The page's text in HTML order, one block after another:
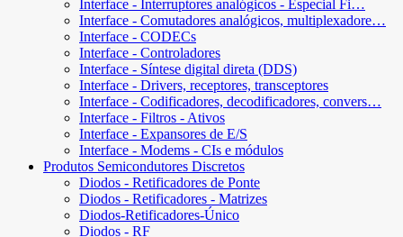
Interface - Interruptores analógicos - Especial Fi…
Interface - Comutadores analógicos, multiplexadore…
Interface - CODECs
Interface - Controladores
Interface - Síntese digital direta (DDS)
Interface - Drivers, receptores, transceptores
Interface - Codificadores, decodificadores, convers…
Interface - Filtros - Ativos
Interface - Expansores de E/S
Interface - Modems - CIs e módulos
Produtos Semicondutores Discretos
Diodos - Retificadores de Ponte
Diodos - Retificadores - Matrizes
Diodos-Retificadores-Único
Diodos - RF